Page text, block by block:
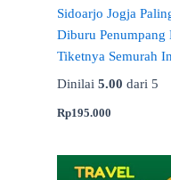
Sidoarjo Jogja
Diburu Penumpang
Tiketnya Semurah
Dinilai 5.00 dari 5
Rp195.000